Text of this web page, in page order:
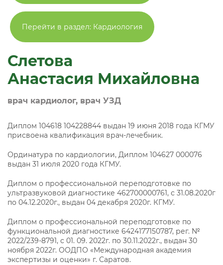
Перейти в раздел: Кардиология
Слетова
Анастасия Михайловна
врач кардиолог, врач УЗД
Диплом 104618 104228844 выдан 19 июня 2018 года КГМУ
присвоена квалификация врач-лечебник.
Ординатура по кардиологии, Диплом 104627 000076
выдан 31 июля 2020 года КГМУ.
Диплом о профессиональной переподготовке по
ультразвуковой диагностике 462700000761, с 31.08.2020г
по 04.12.2020г., выдан 04 декабря 2020г. КГМУ.
Диплом о профессиональной переподготовке по
функциональной диагностике 6424177150787, рег. №
2022/239-8791, с 01. 09. 2022г. по 30.11.2022г., выдан 30
ноября 2022г. ООДПО «Международная академия
экспертизы и оценки» г. Саратов.